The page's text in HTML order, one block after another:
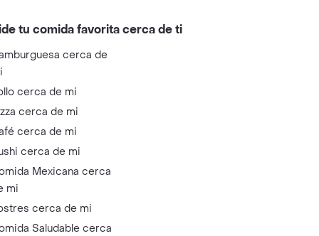
tu comida favorita cerca de ti
cerca de
cerca de mi
cerca de mi
cerca de mi
cerca de mi
Mexicana cerca
mi
cerca de mi
Saludable cerca